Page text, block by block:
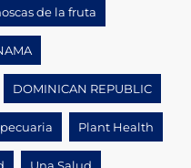
de la fruta
DOMINICAN REPUBLIC
Plant Health